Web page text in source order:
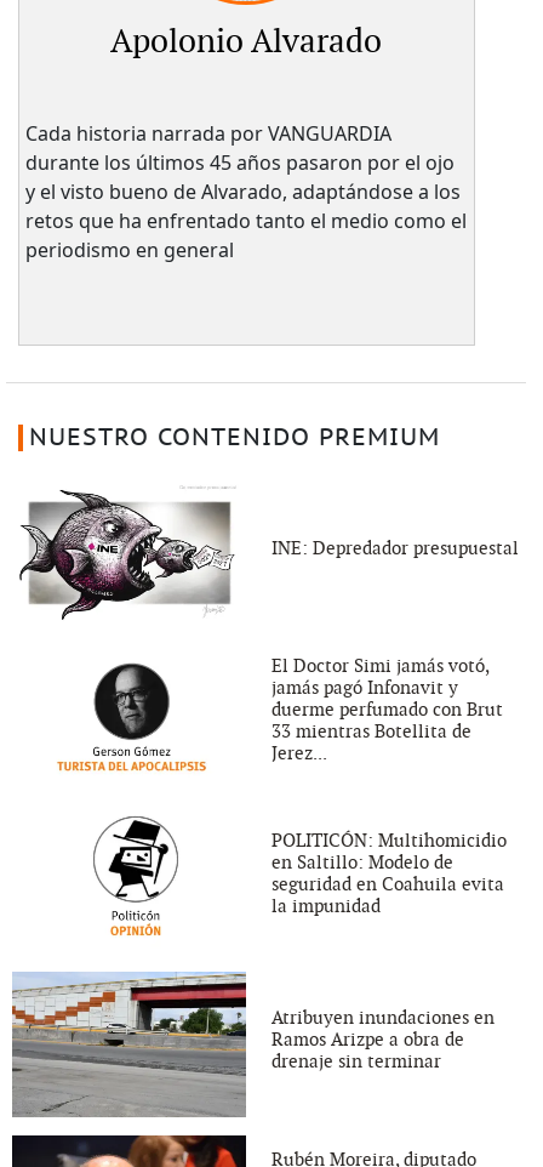
Apolonio Alvarado
Cada historia narrada por VANGUARDIA
durante los últimos 45 años pasaron por el ojo
y el visto bueno de Alvarado, adaptándose a los
retos que ha enfrentado tanto el medio como el
periodismo en general
NUESTRO CONTENIDO PREMIUM
INE: Depredador presupuestal
El Doctor Simi jamás votó,
jamás pagó Infonavit y
duerme perfumado con Brut
33 mientras Botellita de
Jerez...
POLITICÓN: Multihomicidio
en Saltillo: Modelo de
seguridad en Coahuila evita
la impunidad
Atribuyen inundaciones en
Ramos Arizpe a obra de
drenaje sin terminar
Rubén Moreira, diputado